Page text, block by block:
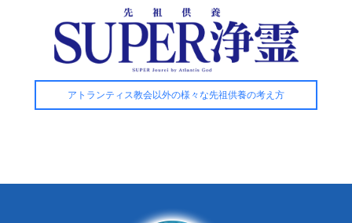
アトランティス教会以外の様々な先祖供養の考え方